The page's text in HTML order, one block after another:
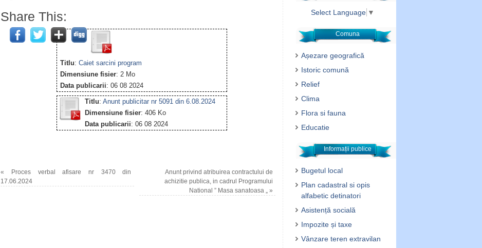
Share This:
Titlu:Caiet sarcini program
Dimensiune fisier: 2 Mo
Data publicarii: 06 08 2024
Titlu:Anunt publicitar nr 5091 din 6.08.2024
Dimensiune fisier: 406 Ko
Data publicarii: 06 08 2024
« Proces verbal afisare nr 3470 din
17.06.2024
Anunt privind atribuirea contractului de
achizitie publica, in cadrul Programului
National ” Masa sanatoasa „ »
Select Language ▼
Comuna
Așezare geografică
Istoric comună
Relief
Clima
Flora si fauna
Educatie
Informații publice
Bugetul local
Plan cadastral si opis
alfabetic detinatori
Asistență socială
Impozite și taxe
Vânzare teren extravilan